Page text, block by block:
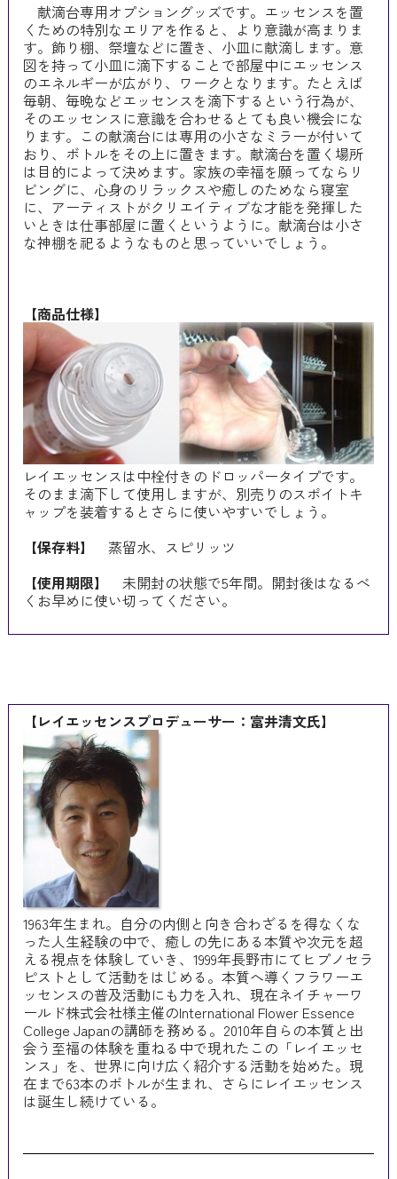
献滴台専用オプショングッズです。エッセンスを置
くための特別なエリアを作ると、より意識が高まりま
す。飾り棚、祭壇などに置き、小皿に献滴します。意
図を持って小皿に滴下することで部屋中にエッセンス
のエネルギーが広がり、ワークとなります。たとえば
毎朝、毎晩などエッセンスを滴下するという行為が、
そのエッセンスに意識を合わせるとても良い機会にな
ります。この献滴台には専用の小さなミラーが付いて
おり、ボトルをその上に置きます。献滴台を置く場所
は目的によって決めます。家族の幸福を願ってならリ
ビングに、心身のリラックスや癒しのためなら寝室
に、アーティストがクリエイティブな才能を発揮した
いときは仕事部屋に置くというように。献滴台は小さ
な神棚を祀るようなものと思っていいでしょう。
【商品仕様】
レイエッセンスは中栓付きのドロッパータイプです。
そのまま滴下して使用しますが、別売りのスポイトキ
ャップを装着するとさらに使いやすいでしょう。
【保存料】
蒸留水、スピリッツ
【使用期限】
未開封の状態で5年間。開封後はなるべ
くお早めに使い切ってください。
【レイエッセンスプロデューサー：富井清文氏】
1963年生まれ。自分の内側と向き合わざるを得なくな
った人生経験の中で、癒しの先にある本質や次元を超
える視点を体験していき、1999年長野市にてヒプノセラ
ピストとして活動をはじめる。本質へ導くフラワーエ
ッセンスの普及活動にも力を入れ、現在ネイチャーワ
ールド株式会社様主催のInternational Flower Essence
College Japanの講師を務める。2010年自らの本質と出
会う至福の体験を重ねる中で現れたこの「レイエッセ
ンス」を、世界に向け広く紹介する活動を始めた。現
在まで63本のボトルが生まれ、さらにレイエッセンス
は誕生し続けている。